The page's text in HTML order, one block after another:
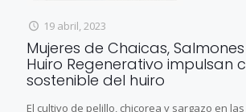
19 abril, 2023
Mujeres de Chaicas,
Huiro Regenerativo impulsan
sostenible del huiro
El cultivo de pelillo, chicorea y sargazo en